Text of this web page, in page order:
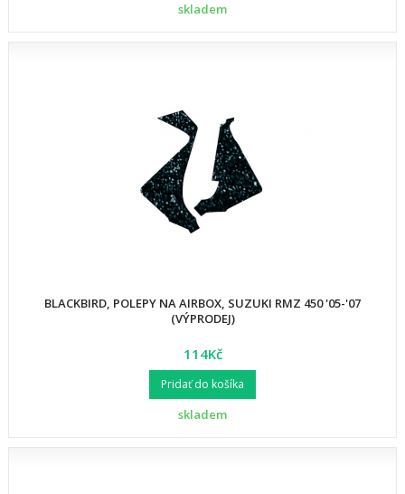
skladem
BLACKBIRD, POLEPY NA AIRBOX, SUZUKI RMZ 450 '05-'07
(VÝPRODEJ)
114Kč
Pridať do košíka
skladem